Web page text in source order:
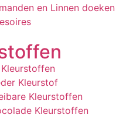
en Linnen doeken
Kleurstoffen
Kleurstof
Kleurstoffen
Kleurstoffen